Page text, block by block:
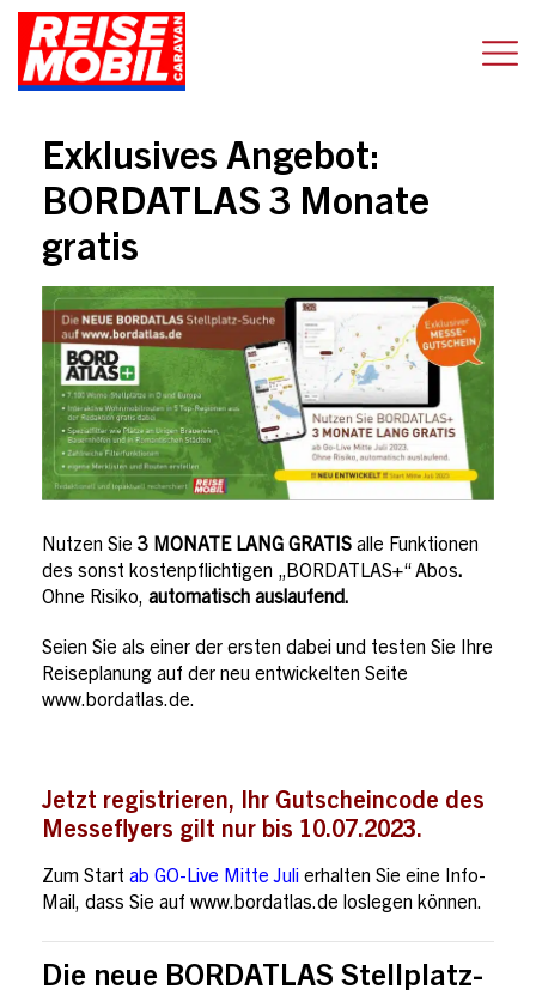
Exklusives Angebot:
BORDATLAS 3 Monate
gratis
Nutzen Sie 3 MONATE LANG GRATIS alle Funktionen
des sonst kostenpflichtigen „BORDATLAS+“ Abos.
Ohne Risiko, automatisch auslaufend.
Seien Sie als einer der ersten dabei und testen Sie Ihre
Reiseplanung auf der neu entwickelten Seite
www.bordatlas.de.
Jetzt registrieren, Ihr Gutscheincode des
Messeflyers gilt nur bis 10.07.2023.
Zum Start ab GO-Live Mitte Juli erhalten Sie eine Info-
Mail, dass Sie auf www.bordatlas.de loslegen können.
Die neue BORDATLAS Stellplatz-